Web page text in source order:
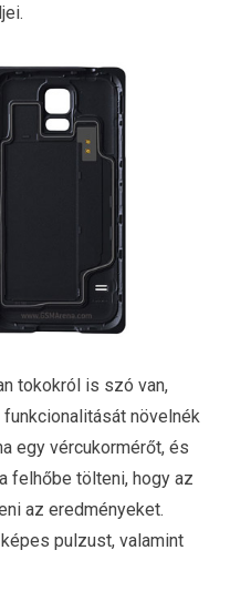
tokokról is szó van,
növelnék
egy vércukormérőt, és
felhőbe tölteni, hogy az
az eredményeket.
pulzust, valamint